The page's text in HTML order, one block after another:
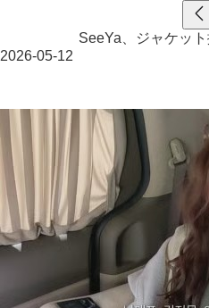
SeeYa、ジャケッ
2026-05-12